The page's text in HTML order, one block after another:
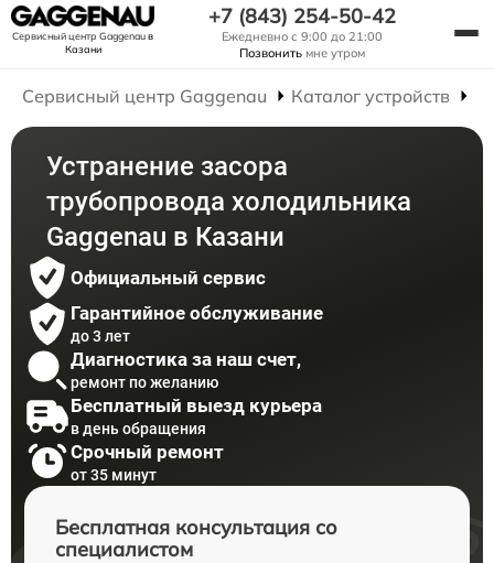
Сервисный центр Gaggenauв
Казани
+7 (843) 254-50-42
Ежедневно с 9:00 до 21:00
Позвонить мне утром
Сервисный центр Gaggenau Каталог устройств
Устранение засора
трубопровода холодильника
Gaggenau в Казани
Официальный сервис
Гарантийное обслуживание
до 3 лет
Диагностика за наш счет,
ремонт по желанию
Бесплатный выезд курьера
в день обращения
Срочный ремонт
от 35 минут
Бесплатная консультация со
специалистом